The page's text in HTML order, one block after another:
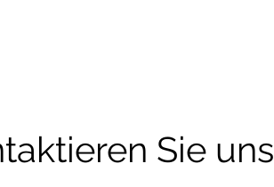
Sie uns